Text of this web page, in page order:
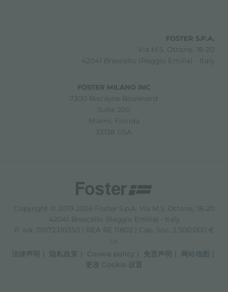
FOSTER S.P.A.
Via M.S. Ottone, 18-20
42041 Brescello (Reggio Emilia) - Italy
FOSTER MILANO INC
7300 Biscayne Boulevard
Suite 200
Miami, Florida
33138 USA
Copyright © 2019-2026 Foster S.p.A. Via M.S. Ottone, 18-20
42041 Brescello (Reggio Emilia) - Italy
P. Iva: 01072310350 | REA RE 11802 | Cap. Soc. 2.500.000 €
i.v.
法律声明
隐私政策 Cookie policy 免责声明
网站地图
更改 Cookie 设置